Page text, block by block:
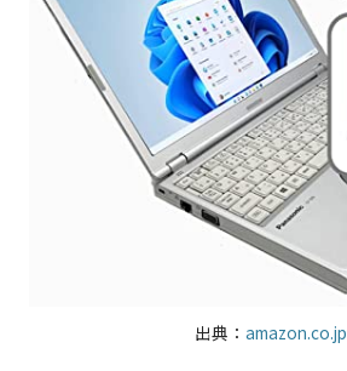
出典： amazon.co.jp